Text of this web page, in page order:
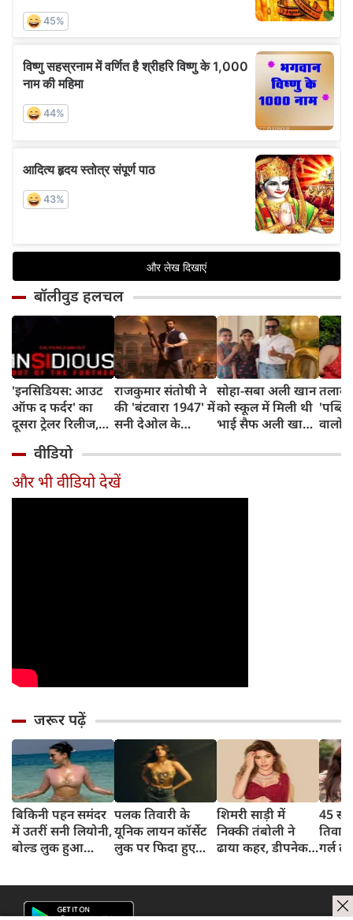
बॉलीवुड हलचल
'इनसिडियस: आउट
ऑफ द फर्दर' का
दूसरा ट्रेलर रिलीज,
डरावना चैप्टर लेकर
लौट रही हॉरर
फ्रैंचाइजी
राजकुमार संतोषी ने
की 'बंटवारा 1947' में
सनी देओल के
सुपरहीरोज़ से तुलना,
कही यह बात
सोहा-सबा अली खान
को स्कूल में मिली थी
भाई सैफ अली खान
शादी की खबर,
वालों
वीडियो
और भी वीडियो देखें
जरूर पढ़ें
बिकिनी पहन समंदर
में उतरीं सनी लियोनी,
बोल्ड लुक हुआ
पलक तिवारी के
यूनिक लायन कॉर्सेट
लुक पर फिदा हुए
शिमरी साड़ी में
निक्की तंबोली ने
ढाया कहर, डीपनेक
45
गर्ल